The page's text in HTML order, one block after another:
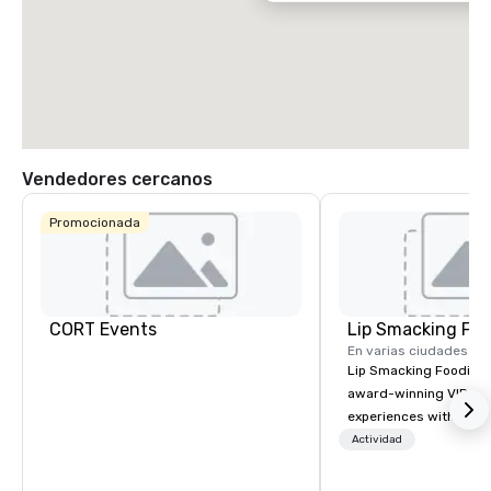
Vendedores cercanos
Promocionada
CORT Events Lip Smacking
En varias ciudades
Lip Smacking Foodie
award-winning VIP
experiences with
restaurants
Actividad